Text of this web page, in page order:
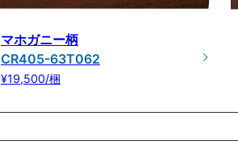
マホガニー柄
CR405-63T062
¥19,500/梱